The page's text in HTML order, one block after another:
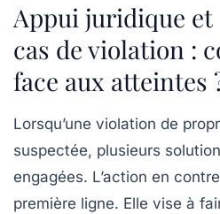
Appui juridique et
cas de violation :
face aux atteintes
Lorsqu’une violation de
suspectée, plusieurs
engagées. L’action en
première ligne. Elle vise à